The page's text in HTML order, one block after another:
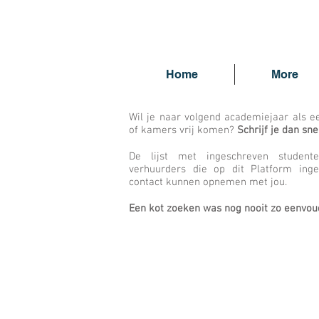
Home More
Wil je naar volgend academiejaar als
of kamers vrij komen? Schrijf je dan
De lijst met ingeschreven
verhuurders die op dit Platform
contact kunnen opnemen met jou.
Een kot zoeken was nog nooit zo